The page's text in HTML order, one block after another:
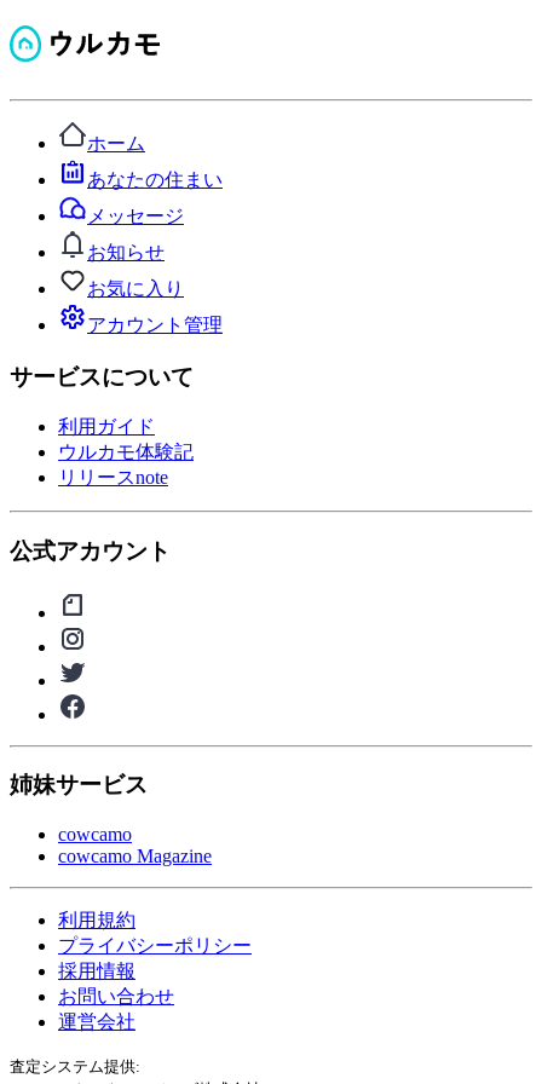
ホーム
あなたの住まい
メッセージ
お知らせ
お気に入り
アカウント管理
サービスについて
利用ガイド
ウルカモ体験記
リリースnote
公式アカウント
姉妹サービス
cowcamo
cowcamo Magazine
利用規約
プライバシーポリシー
採用情報
お問い合わせ
運営会社
査定システム提供: